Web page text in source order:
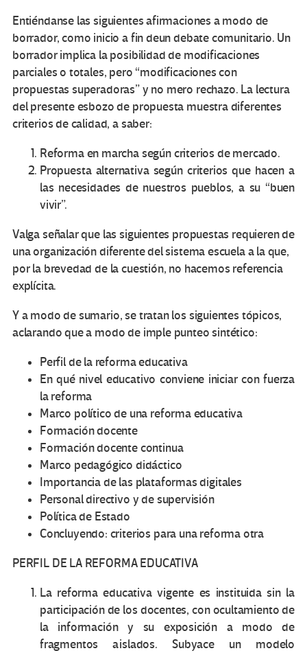
Entiéndanse las siguientes afirmaciones a modo de
borrador, como inicio a fin deun debate comunitario. Un
borrador implica la posibilidad de modificaciones
parciales o totales, pero “modificaciones con
propuestas superadoras” y no mero rechazo. La lectura
del presente esbozo de propuesta muestra diferentes
criterios de calidad, a saber:
Reforma en marcha según criterios de mercado.
Propuesta alternativa según criterios que hacen a
las necesidades de nuestros pueblos, a su “buen
vivir”.
Valga señalar que las siguientes propuestas requieren de
una organización diferente del sistema escuela a la que,
por la brevedad de la cuestión, no hacemos referencia
explícita.
Y a modo de sumario, se tratan los siguientes tópicos,
aclarando que a modo de imple punteo sintético:
Perfil de la reforma educativa
En qué nivel educativo conviene iniciar con fuerza
la reforma
Marco político de una reforma educativa
Formación docente
Formación docente continua
Marco pedagógico didáctico
Importancia de las plataformas digitales
Personal directivo y de supervisión
Política de Estado
Concluyendo: criterios para una reforma otra
PERFIL DE LA REFORMA EDUCATIVA
La reforma educativa vigente es instituida sin la
participación de los docentes, con ocultamiento de
la información y su exposición a modo de
fragmentos aislados. Subyace un modelo